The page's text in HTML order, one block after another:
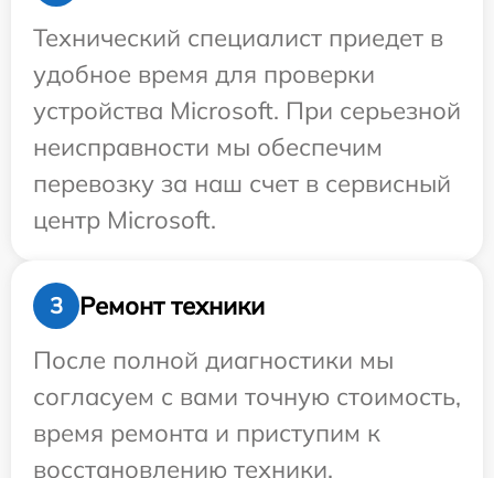
Технический специалист приедет в
удобное время для проверки
устройства Microsoft. При серьезной
неисправности мы обеспечим
перевозку за наш счет в сервисный
центр Microsoft.
3
Ремонт техники
После полной диагностики мы
согласуем с вами точную стоимость,
время ремонта и приступим к
восстановлению техники.